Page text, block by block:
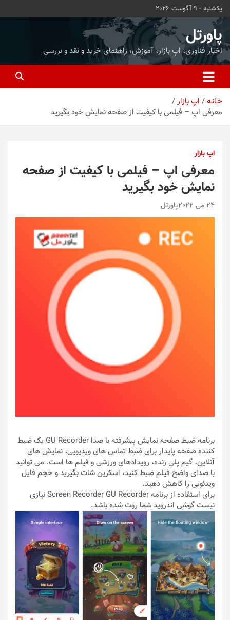
محتوا
بروید
یکشنبه - 9 آگوست 2026
پاورتل
اخبار فناوری، اپ بازار، آموزش، راهنمای خرید و نقد و بررسی
خـانـه
اپ بازار
معرفی اپ – فیلمی با کیفیت از صفحه نمایش خود بگیرید
اپ بازار
معرفی اپ – فیلمی با کیفیت از صفحه
نمایش خود بگیرید
24 می 2022 پاورتل
برنامه ضبط صفحه نمایش پیشرفته با صدا GU Recorder یک ضبط
کننده صفحه پایدار برای ضبط تماس های ویدیویی، نمایش های
آنلاین، گیم پلی زنده، رویدادهای ورزشی و فیلم ها است. می توانید
با صدای واضح فیلم ضبط کنید، اسکرین شات بگیرید و حجم فایل
ویدئویی را کاهش دهید.
برای استفاده از برنامه Screen Recorder GU Recorder نیازی
نیست گوشی اندروید شما روت شده باشد.